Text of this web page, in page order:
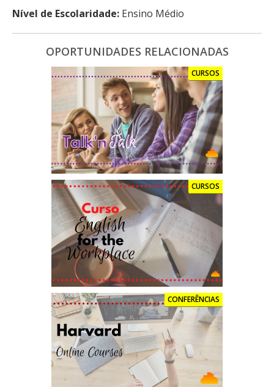
Nível de Escolaridade: Ensino Médio
OPORTUNIDADES RELACIONADAS
CURSOS
CURSOS
CONFERÊNCIAS